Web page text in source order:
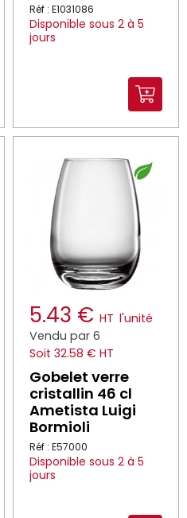
Réf : E1031086
Disponible sous 2 à 5
jours
5.43 € HT l'unité
Vendu par 6
Soit 32.58 € HT
Gobelet verre
cristallin 46 cl
Ametista Luigi
Bormioli
Réf : E57000
Disponible sous 2 à 5
jours